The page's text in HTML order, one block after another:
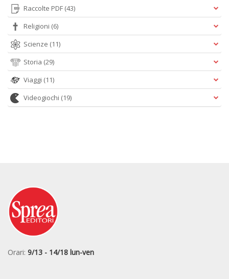
Raccolte PDF (43)
Religioni (6)
Scienze (11)
Storia (29)
Viaggi (11)
Videogiochi (19)
Orari: 9/13 - 14/18 lun-ven